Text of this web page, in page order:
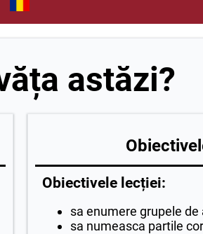
astăzi?
Obiectivele lecției:
sa enumere grupele de
sa numeasca partile